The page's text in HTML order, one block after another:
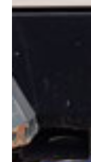
Compara esta y
en contacto con
¿Te
esta
Rellena este